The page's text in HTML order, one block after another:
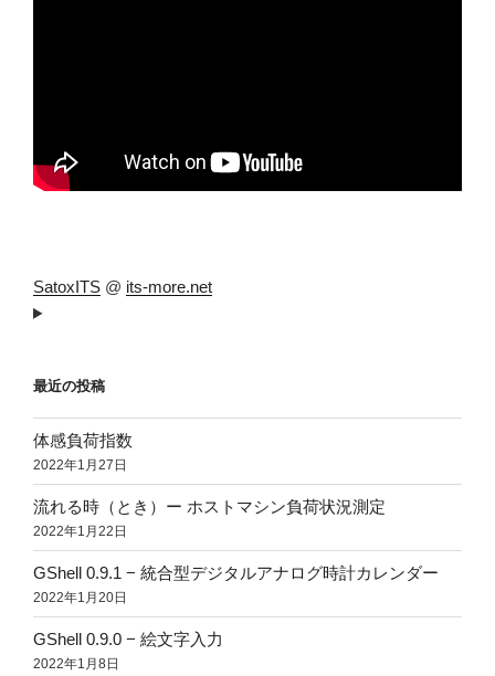
SatoxITS @ its-more.net
最近の投稿
体感負荷指数
2022年1月27日
流れる時（とき）ー ホストマシン負荷状況測定
2022年1月22日
GShell 0.9.1 − 統合型デジタルアナログ時計カレンダー
2022年1月20日
GShell 0.9.0 − 絵文字入力
2022年1月8日